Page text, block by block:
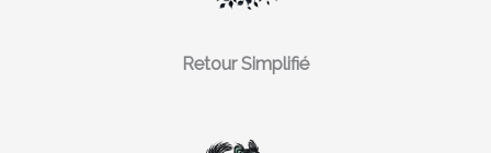
Retour Simplifié